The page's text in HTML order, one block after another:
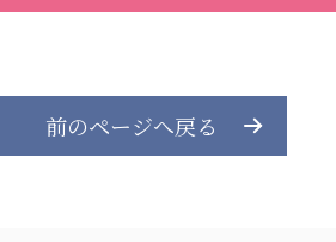
前のページへ戻る